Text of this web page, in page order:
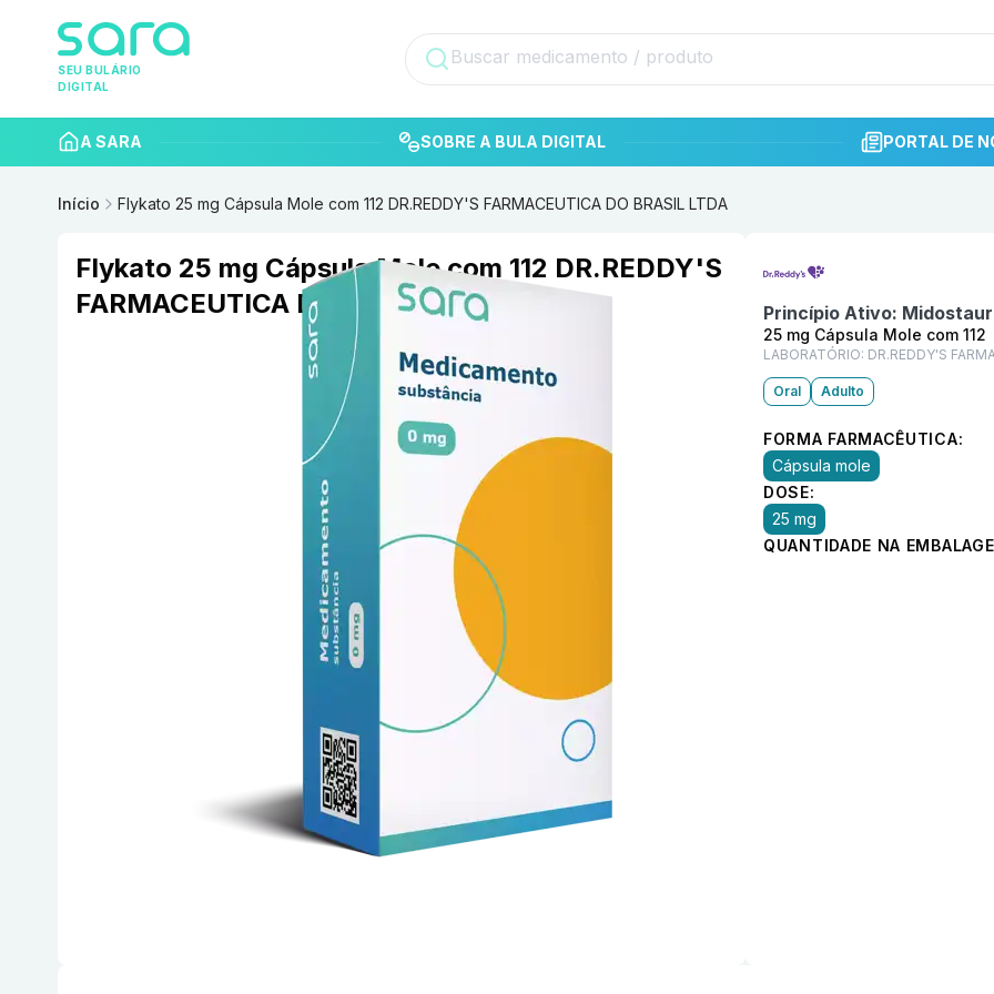
SEU BULÁRIO
DIGITAL
A SARA SOBRE A BULA DIGITAL PORTAL DE
Início Flykato 25 mg Cápsula Mole com 112 DR.REDDY'S FARMACEUTICA DO BRASIL LTDA
Flykato 25 mg Cápsula Mole com 112 DR.REDDY'S
FARMACEUTICA DO BRASIL LTDA
Princípio Ativo:
25 mg Cápsula Mole com 112
LABORATÓRIO: DR.REDDY'S
Oral Adulto
FORMA FARMACÊUTICA:
Cápsula mole
DOSE:
25 mg
QUANTIDADE NA